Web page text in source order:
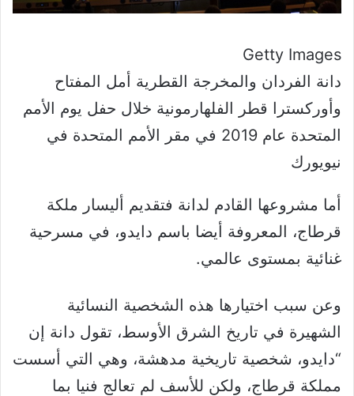
Getty Images
دانة الفردان والمخرجة القطرية أمل المفتاح
وأوركسترا قطر الفلهارمونية خلال حفل يوم الأمم
المتحدة عام 2019 في مقر الأمم المتحدة في
نيويورك
أما مشروعها القادم لدانة فتقديم أليسار ملكة
قرطاج، المعروفة أيضا باسم دايدو، في مسرحية
غنائية بمستوى عالمي.
وعن سبب اختيارها هذه الشخصية النسائية
الشهيرة في تاريخ الشرق الأوسط، تقول دانة إن
“دايدو، شخصية تاريخية مدهشة، وهي التي أسست
مملكة قرطاج، ولكن للأسف لم تعالج فنيا بما